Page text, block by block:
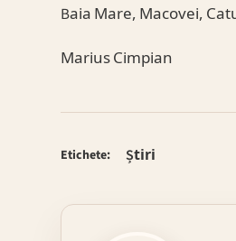
Baia Mare, Macovei,
Marius Cimpian
Etichete: Știri